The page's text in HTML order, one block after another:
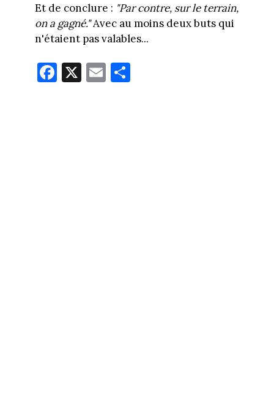
Et de conclure : "Par contre, sur le terrain,
on a gagné."Avec au moins deux buts qui
n'étaient pas valables...
Fa
ce
X E
m
Pa